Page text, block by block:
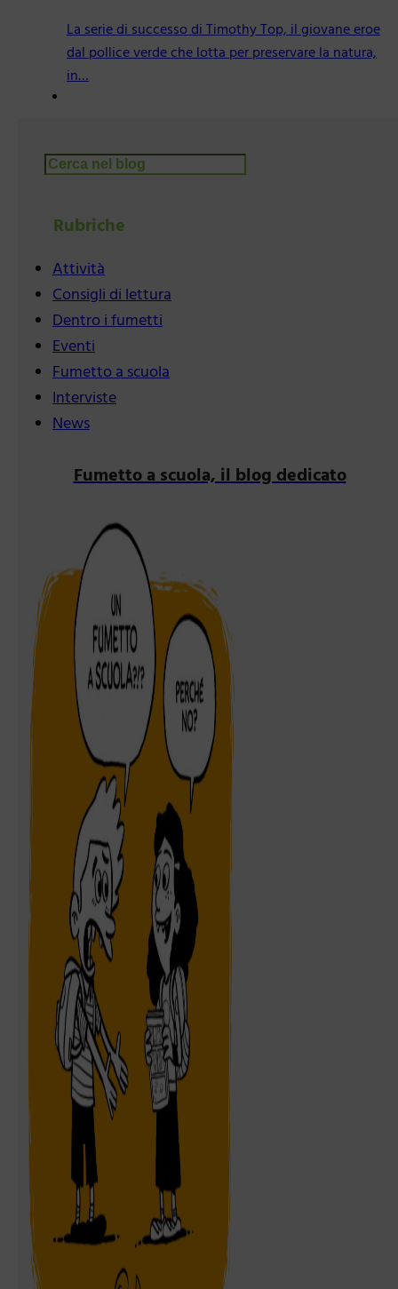
La serie di successo di Timothy Top, il giovane eroe
dal pollice verde che lotta per preservare la natura,
in…
Cerca
Rubriche
Attività
Consigli di lettura
Dentro i fumetti
Eventi
Fumetto a scuola
Interviste
News
Fumetto a scuola, il blog dedicato